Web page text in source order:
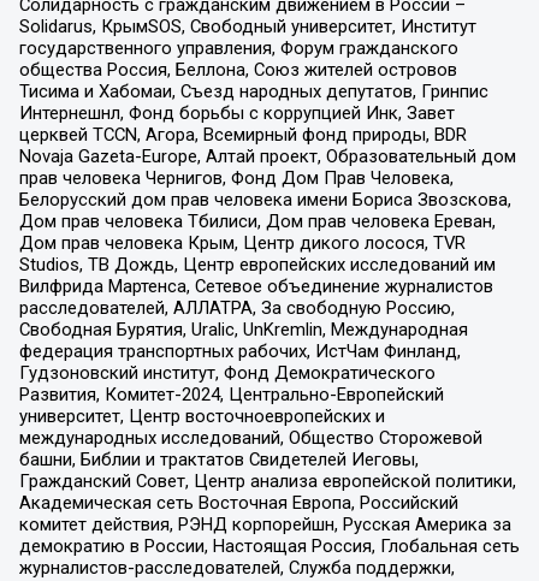
Солидарность с гражданским движением в России –
Solidarus, КрымSOS, Свободный университет, Институт
государственного управления, Форум гражданского
общества Россия, Беллона, Союз жителей островов
Тисима и Хабомаи, Съезд народных депутатов, Гринпис
Интернешнл, Фонд борьбы с коррупцией Инк, Завет
церквей TCCN, Агора, Всемирный фонд природы, BDR
Novaja Gazeta-Europe, Алтай проект, Образовательный дом
прав человека Чернигов, Фонд Дом Прав Человека,
Белорусский дом прав человека имени Бориса Звозскова,
Дом прав человека Тбилиси, Дом прав человека Ереван,
Дом прав человека Крым, Центр дикого лосося, TVR
Studios, ТВ Дождь, Центр европейских исследований им
Вилфрида Мартенса, Сетевое объединение журналистов
расследователей, АЛЛАТРА, За свободную Россию,
Свободная Бурятия, Uralic, UnKremlin, Международная
федерация транспортных рабочих, ИстЧам Финланд,
Гудзоновский институт, Фонд Демократического
Развития, Комитет-2024, Центрально-Европейский
университет, Центр восточноевропейских и
международных исследований, Общество Сторожевой
башни, Библии и трактатов Свидетелей Иеговы,
Гражданский Совет, Центр анализа европейской политики,
Академическая сеть Восточная Европа, Российский
комитет действия, РЭНД корпорейшн, Русская Америка за
демократию в России, Настоящая Россия, Глобальная сеть
журналистов-расследователей, Служба поддержки,